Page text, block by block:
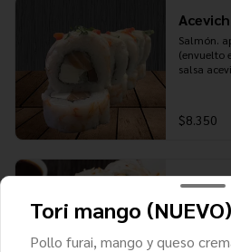
Salmón.
(envuelto
salsa
$8.350
Pollo
tostadas,
Tori mango (NUEVO)
Pollo furai, mango y queso